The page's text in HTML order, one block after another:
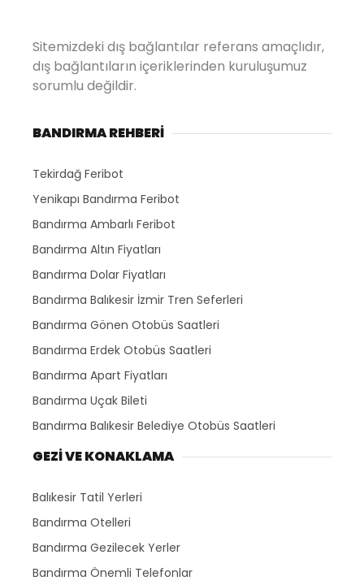
Sitemizdeki dış bağlantılar referans amaçlıdır,
dış bağlantıların içeriklerinden kuruluşumuz
sorumlu değildir.
BANDIRMA REHBERİ
Tekirdağ Feribot
Yenikapı Bandırma Feribot
Bandırma Ambarlı Feribot
Bandırma Altın Fiyatları
Bandırma Dolar Fiyatları
Bandırma Balıkesir İzmir Tren Seferleri
Bandırma Gönen Otobüs Saatleri
Bandırma Erdek Otobüs Saatleri
Bandırma Apart Fiyatları
Bandırma Uçak Bileti
Bandırma Balıkesir Belediye Otobüs Saatleri
GEZİ VE KONAKLAMA
Balıkesir Tatil Yerleri
Bandırma Otelleri
Bandırma Gezilecek Yerler
Bandırma Önemli Telefonlar